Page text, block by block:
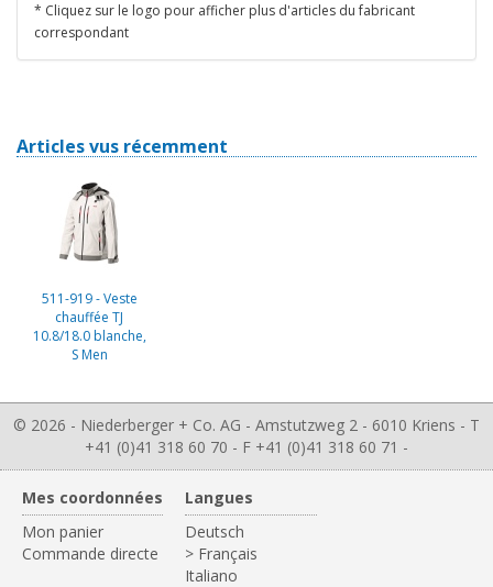
* Cliquez sur le logo pour afficher plus d'articles du fabricant
correspondant
Articles vus récemment
511-919 - Veste
chauffée TJ
10.8/18.0 blanche,
S Men
© 2026 - Niederberger + Co. AG - Amstutzweg 2 - 6010 Kriens - T
+41 (0)41 318 60 70 - F +41 (0)41 318 60 71 -
Mes coordonnées
Mon panier
Commande directe
Langues
Deutsch
> Français
Italiano